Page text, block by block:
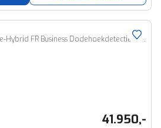
SEAT Sportstourer 1.5 TSI e-Hybrid FR Business Dodehoekdetectie (side assist), achteruitrijcamera (rear view), parkeersensoren voor en achter (pdc), keyless start & entry, Apple Carplay & Android Auto, elektrische achterklep met sensorsturing, verwarmbare voorstoelen, verwarmbaar multifunctioneel lederen stuurwiel, adaptieve cruise control (acc), DAB+, draadloze telefoonlader, elektrisch verstel-, verwarm- en inklapbare buitenspiegels etc.
41.950,-